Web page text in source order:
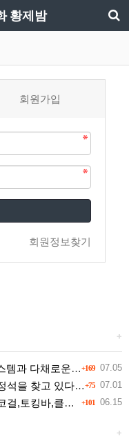
황제밤
회원가입
회원정보찾기
+
+169 07.05
운 인력 풀의 진실
+75 07.01
찾고 있다면 여기
+101 06.15
별 가격 및 후기공유
+